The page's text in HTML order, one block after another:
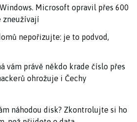
Microsoft opravil přes 600
zneužívají
nepořizujte: je to podvod,
vám právě někdo krade číslo přes
ohrožuje i Čechy
náhodou disk? Zkontrolujte si ho